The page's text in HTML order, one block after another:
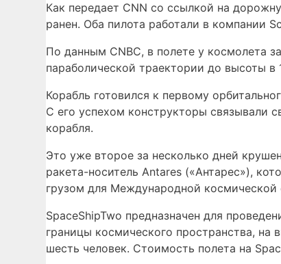
Как передает CNN со ссылкой на
ранен. Оба пилота работали в компании
По данным CNBC, в полете у космолета
параболической траектории до высоты в
Корабль готовился к первому
С его успехом конструкторы связывали
корабля.
Это уже второе за несколько дней
ракета-носитель Antares («Антарес»),
грузом для Международной космической
SpaceShipTwo предназначен для
границы космического пространства, на
шесть человек. Стоимость полета на